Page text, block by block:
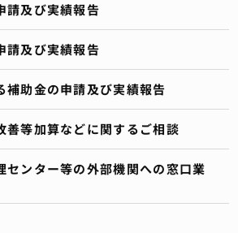
請及び実績報告
請及び実績報告
補助金の申請及び実績報告
善等加算などに関するご相談
センター等の外部機関への窓口業